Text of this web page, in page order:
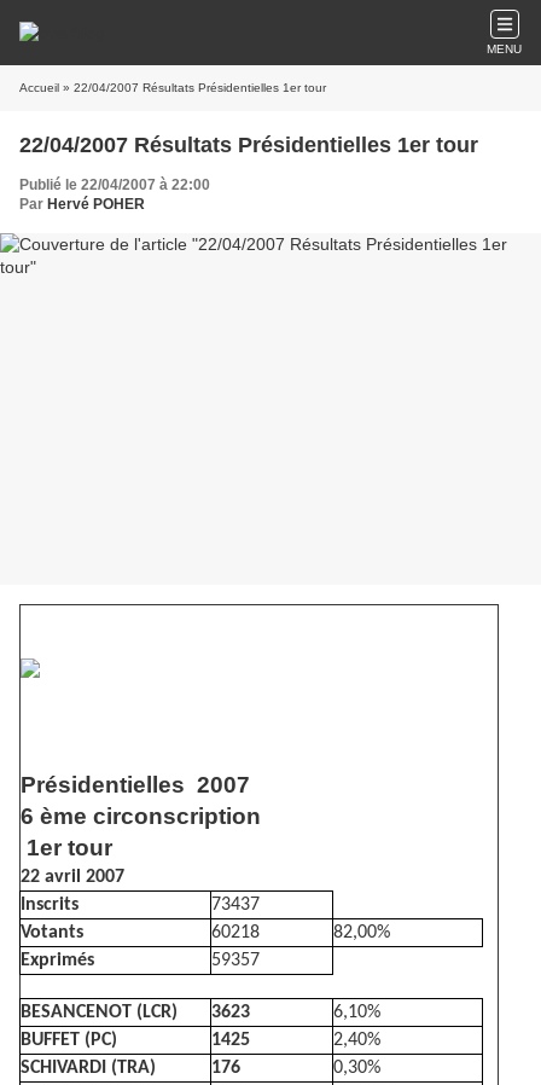
MENU
Accueil » 22/04/2007 Résultats Présidentielles 1er tour
22/04/2007 Résultats Présidentielles 1er tour
Publié le 22/04/2007 à 22:00
Par Hervé POHER
Présidentielles 2007
6 ème circonscription
1er tour
22 avril 2007
Inscrits
73437
Votants
60218
82,00%
Exprimés
59357
BESANCENOT (LCR) 3623
6,10%
BUFFET (PC)
1425
2,40%
SCHIVARDI (TRA)
176
0,30%